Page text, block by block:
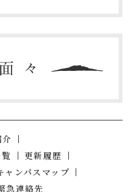
更新履歴
ャンパスマップ
急連絡先